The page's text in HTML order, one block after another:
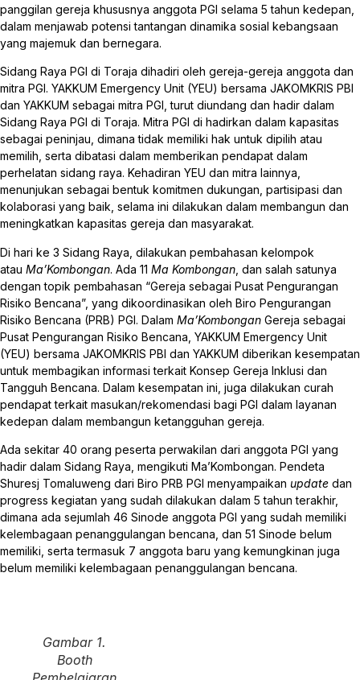
panggilan gereja khususnya anggota PGI selama 5 tahun kedepan,
dalam menjawab potensi tantangan dinamika sosial kebangsaan
yang majemuk dan bernegara.
Sidang Raya PGI di Toraja dihadiri oleh gereja-gereja anggota dan
mitra PGI. YAKKUM Emergency Unit (YEU) bersama JAKOMKRIS PBI
dan YAKKUM sebagai mitra PGI, turut diundang dan hadir dalam
Sidang Raya PGI di Toraja. Mitra PGI di hadirkan dalam kapasitas
sebagai peninjau, dimana tidak memiliki hak untuk dipilih atau
memilih, serta dibatasi dalam memberikan pendapat dalam
perhelatan sidang raya. Kehadiran YEU dan mitra lainnya,
menunjukan sebagai bentuk komitmen dukungan, partisipasi dan
kolaborasi yang baik, selama ini dilakukan dalam membangun dan
meningkatkan kapasitas gereja dan masyarakat.
Di hari ke 3 Sidang Raya, dilakukan pembahasan kelompok
atau Ma’Kombongan. Ada 11 Ma Kombongan , dan salah satunya
dengan topik pembahasan “Gereja sebagai Pusat Pengurangan
Risiko Bencana”, yang dikoordinasikan oleh Biro Pengurangan
Risiko Bencana (PRB) PGI. Dalam Ma’Kombongan Gereja sebagai
Pusat Pengurangan Risiko Bencana, YAKKUM Emergency Unit
(YEU) bersama JAKOMKRIS PBI dan YAKKUM diberikan kesempatan
untuk membagikan informasi terkait Konsep Gereja Inklusi dan
Tangguh Bencana. Dalam kesempatan ini, juga dilakukan curah
pendapat terkait masukan/rekomendasi bagi PGI dalam layanan
kedepan dalam membangun ketangguhan gereja.
Ada sekitar 40 orang peserta perwakilan dari anggota PGI yang
hadir dalam Sidang Raya, mengikuti Ma’Kombongan. Pendeta
Shuresj Tomaluweng dari Biro PRB PGI menyampaikan update dan
progress kegiatan yang sudah dilakukan dalam 5 tahun terakhir,
dimana ada sejumlah 46 Sinode anggota PGI yang sudah memiliki
kelembagaan penanggulangan bencana, dan 51 Sinode belum
memiliki, serta termasuk 7 anggota baru yang kemungkinan juga
belum memiliki kelembagaan penanggulangan bencana.
Gambar 1.
Booth